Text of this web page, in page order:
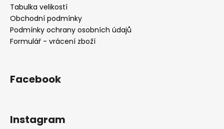
Tabulka velikostí
Obchodní podmínky
Podmínky ochrany osobních údajů
Formulář - vrácení zboží
Facebook
Instagram